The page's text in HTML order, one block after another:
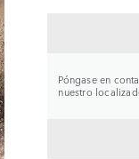
Póngase en
nuestro